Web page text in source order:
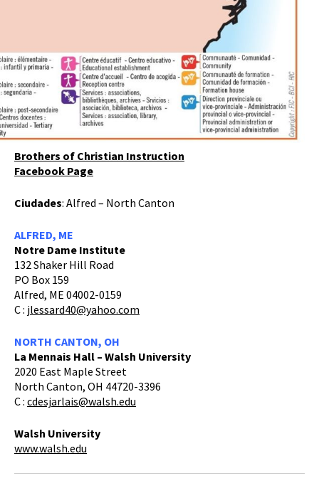
Brothers of Christian Instruction
Facebook Page
Ciudades: Alfred – North Canton
ALFRED, ME
Notre Dame Institute
132 Shaker Hill Road
PO Box 159
Alfred, ME 04002-0159
C : jlessard40@yahoo.com
NORTH CANTON, OH
La Mennais Hall – Walsh University
2020 East Maple Street
North Canton, OH 44720-3396
C : cdesjarlais@walsh.edu
Walsh University
www.walsh.edu